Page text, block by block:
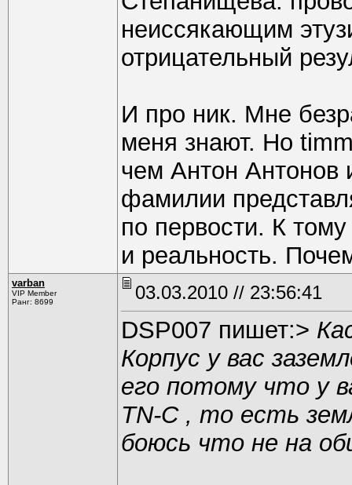
неиссякающим
отрицательный
И про ник. Мне
меня знают. Но
чем Антон
фамилии
по первости. К
и реальность.
varban
VIP Member
Ранг: 8699
03.03.2010 // 23:56:41
DSP007 пишет:>
Корпус у вас
его потому что у
TN-C , то есть
боюсь что не на